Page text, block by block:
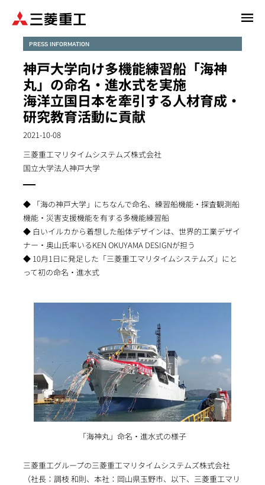
PRESS INFORMATION
神戸大学向け多機能練習船「海神
丸」の命名・進水式を実施
海洋立国日本を牽引する人材育成・
研究教育活動に貢献
2021-10-08
三菱重工マリタイムシステムズ株式会社
国立大学法人神戸大学
◆ 「海の神戸大学」にちなんで命名、練習船機能・探査観測船
機能・災害支援機能を有する多機能練習船
◆ 白いイルカから着想した船体デザインは、世界的工業デザイ
ナー・奥山氏率いるKEN OKUYAMA DESIGNが担う
◆ 10月1日に発足した「三菱重工マリタイムシステムズ」にと
って初の命名・進水式
「海神丸」命名・進水式の様子
三菱重工グループの三菱重工マリタイムシステムズ株式会社
（社長：調枝 和則、本社：岡山県玉野市、以下、三菱重工マリ